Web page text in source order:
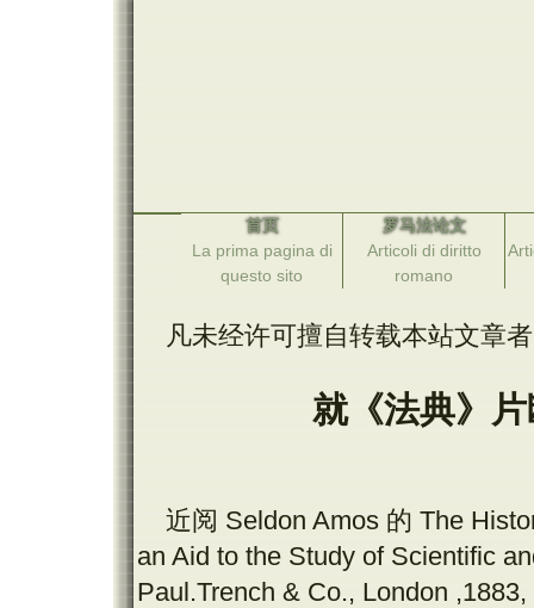
首页
La prima pagina di
questo sito
罗马法论文
Articoli di diritto
romano
凡未经许可擅自转载本站文章
就《法典》
近阅 Seldon Amos 的 The
an Aid to the Study of Scientific
Paul.Trench & Co., London